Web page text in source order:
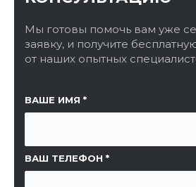
Мы готовы помочь вам уже
заявку, и получите
от наших опытных
ВАШЕ ИМЯ
ВАШ ТЕЛЕФОН
ССЫЛКА НА СТРАНИЦУ